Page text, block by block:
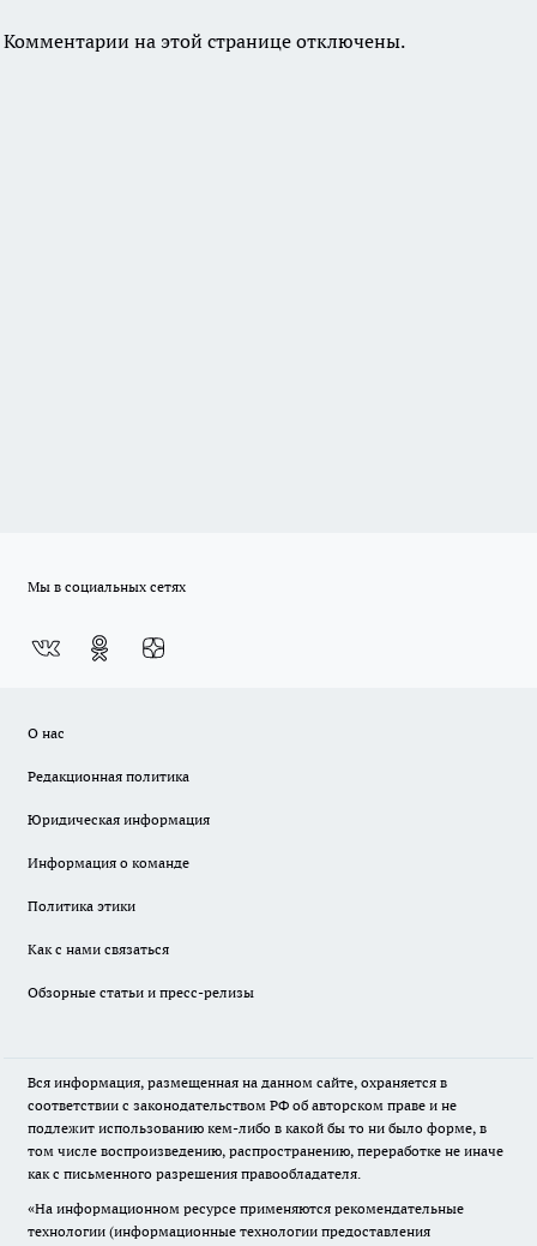
Комментарии на этой странице отключены.
Мы в социальных сетях
О нас
Редакционная политика
Юридическая информация
Информация о команде
Политика этики
Как с нами связаться
Обзорные статьи и пресс-релизы
Вся информация, размещенная на данном сайте, охраняется в
соответствии с законодательством РФ об авторском праве и не
подлежит использованию кем-либо в какой бы то ни было форме, в
том числе воспроизведению, распространению, переработке не иначе
как с письменного разрешения правообладателя.
«На информационном ресурсе применяются рекомендательные
технологии (информационные технологии предоставления